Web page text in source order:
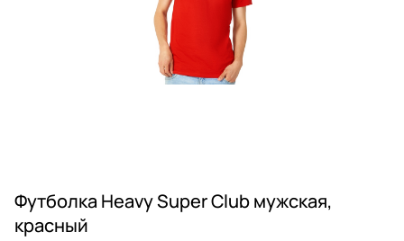
Футболка Heavy Super Club мужская,
красный